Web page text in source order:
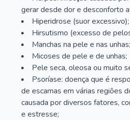
gerar desde dor e desconforto
Hiperidrose (suor excessivo);
Hirsutismo (excesso de
Manchas na pele e nas unhas;
Micoses de pele e de unhas;
Pele seca, oleosa ou muito
Psoríase: doença que é
de escamas em várias regiões
causada por diversos fatores,
e estresse;